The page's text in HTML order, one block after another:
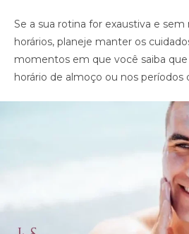
Se a sua rotina for exaustiva e
horários, planeje manter os
momentos em que você saiba
horário de almoço ou nos períodos